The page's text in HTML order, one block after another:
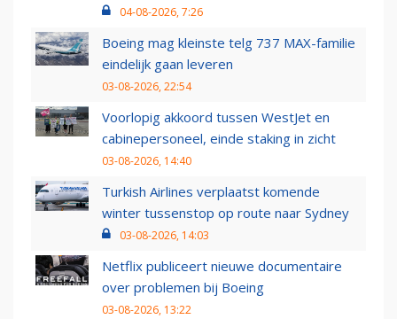
04-08-2026, 7:26
Boeing mag kleinste telg 737 MAX-familie
eindelijk gaan leveren
03-08-2026, 22:54
Voorlopig akkoord tussen WestJet en
cabinepersoneel, einde staking in zicht
03-08-2026, 14:40
Turkish Airlines verplaatst komende
winter tussenstop op route naar Sydney
03-08-2026, 14:03
Netflix publiceert nieuwe documentaire
over problemen bij Boeing
03-08-2026, 13:22